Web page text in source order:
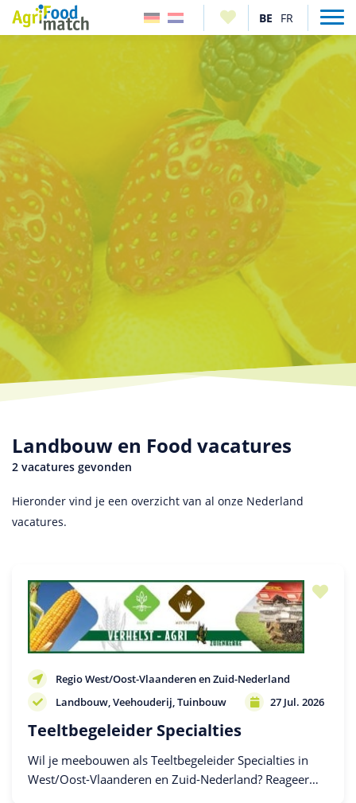
Landbouw en Food vacatures
2 vacatures gevonden
Hieronder vind je een overzicht van al onze Nederland
vacatures.
Regio West/Oost-Vlaanderen en Zuid-Nederland
Landbouw Veehouderij Tuinbouw 27 Jul. 2026
Teeltbegeleider Specialties
Wil je meebouwen als Teeltbegeleider Specialties in
West/Oost-Vlaanderen en Zuid-Nederland? Reageer